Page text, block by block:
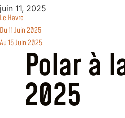
juin 11, 2025
Le Havre
Du 11 Juin 2025
Au 15 Juin 2025
Polar à
2025